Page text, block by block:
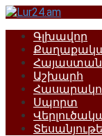
Перейти
контентуԳլխավոր
Հայաստան
Աշխարհ
Սպորտ